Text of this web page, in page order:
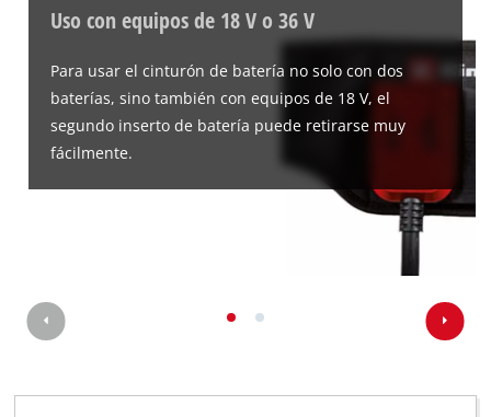
Uso con equipos de 18 V o 36 V
Para usar el cinturón de batería no solo con dos
baterías, sino también con equipos de 18 V, el
segundo inserto de batería puede retirarse muy
fácilmente.